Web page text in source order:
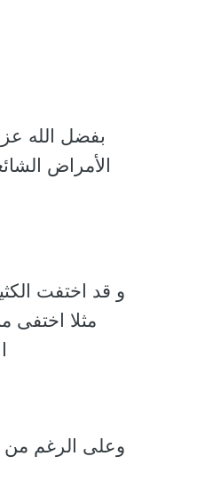
بفضل الله
الأمراض
و قد اختفت
مثلا اختفى
وعلى الرغم من